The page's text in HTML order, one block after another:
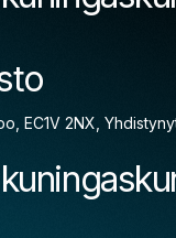
EC1V 2NX,